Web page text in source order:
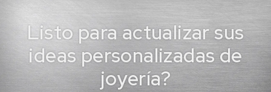
Listo para actualizar sus
ideas personalizadas de
joyería?